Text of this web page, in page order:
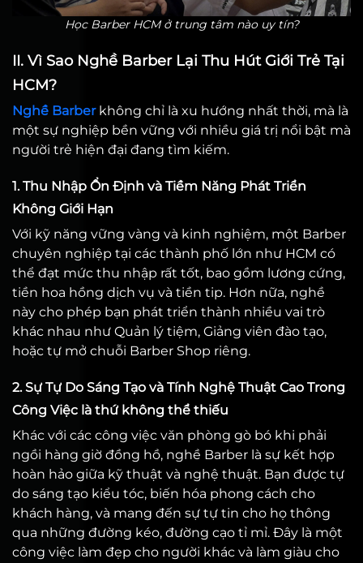
Học Barber HCM ở trung tâm nào uy tín?
II. Vì Sao Nghề Barber Lại Thu Hút Giới Trẻ Tại
HCM?
Nghề Barberkhông chỉ là xu hướng nhất thời, mà là
một sự nghiệp bền vững với nhiều giá trị nổi bật mà
người trẻ hiện đại đang tìm kiếm.
1. Thu Nhập Ổn Định và Tiềm Năng Phát Triển
Không Giới Hạn
Với kỹ năng vững vàng và kinh nghiệm, một Barber
chuyên nghiệp tại các thành phố lớn như HCM có
thể đạt mức thu nhập rất tốt, bao gồm lương cứng,
tiền hoa hồng dịch vụ và tiền tip. Hơn nữa, nghề
này cho phép bạn phát triển thành nhiều vai trò
khác nhau như Quản lý tiệm, Giảng viên đào tạo,
hoặc tự mở chuỗi Barber Shop riêng.
2. Sự Tự Do Sáng Tạo và Tính Nghệ Thuật Cao Trong
Công Việc là thứ không thể thiếu
Khác với các công việc văn phòng gò bó khi phải
ngồi hàng giờ đồng hồ, nghề Barber là sự kết hợp
hoàn hảo giữa kỹ thuật và nghệ thuật. Bạn được tự
do sáng tạo kiểu tóc, biến hóa phong cách cho
khách hàng, và mang đến sự tự tin cho họ thông
qua những đường kéo, đường cạo tỉ mỉ. Đây là một
công việc làm đẹp cho người khác và làm giàu cho